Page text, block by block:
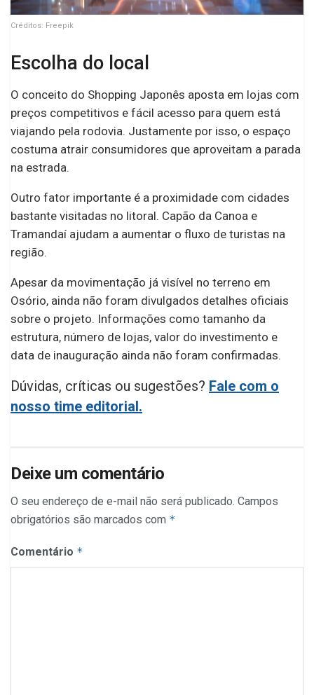
Créditos: Freepik
Escolha do local
O conceito do Shopping Japonês aposta em lojas com
preços competitivos e fácil acesso para quem está
viajando pela rodovia. Justamente por isso, o espaço
costuma atrair consumidores que aproveitam a parada
na estrada.
Outro fator importante é a proximidade com cidades
bastante visitadas no litoral. Capão da Canoa e
Tramandaí ajudam a aumentar o fluxo de turistas na
região.
Apesar da movimentação já visível no terreno em
Osório, ainda não foram divulgados detalhes oficiais
sobre o projeto. Informações como tamanho da
estrutura, número de lojas, valor do investimento e
data de inauguração ainda não foram confirmadas.
Dúvidas, críticas ou sugestões? Fale com o
nosso time editorial.
Deixe um comentário
O seu endereço de e-mail não será publicado. Campos
obrigatórios são marcados com *
Comentário *